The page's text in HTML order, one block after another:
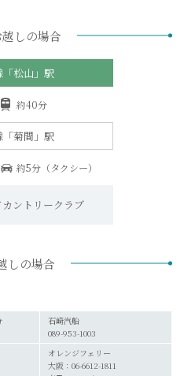
しの場合
「松山」駅
約40分
「菊間」駅
約5分（タクシー）
ントリークラブ
しの場合
石崎汽船
089-953-1003
オレンジフェリー
大阪：06-6612-1811